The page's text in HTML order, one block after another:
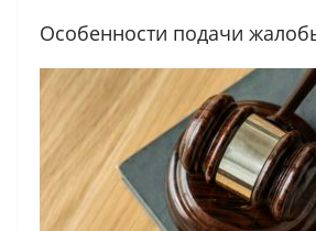
Особенности подачи